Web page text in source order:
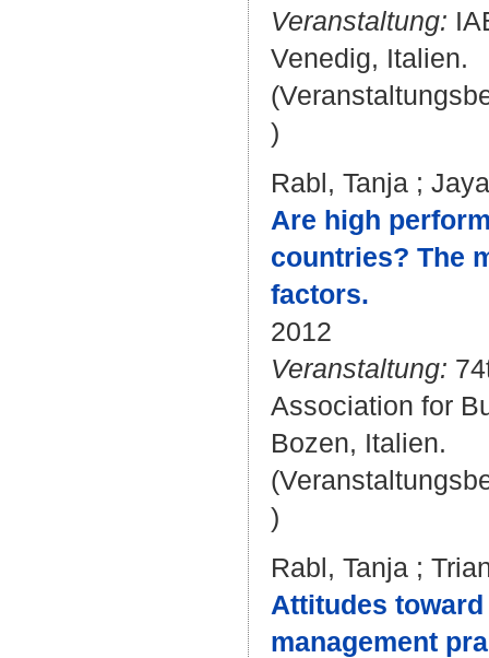
Veranstaltung:
Venedig, Italien.
)
Rabl, Tanja ;
Are high
countries? The
factors.
2012
Veranstaltung:
Association for
Bozen, Italien.
)
Rabl, Tanja ;
Attitudes
management